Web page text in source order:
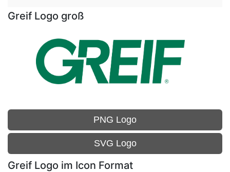
Greif Logo groß
PNG Logo
SVG Logo
Greif Logo im Icon Format